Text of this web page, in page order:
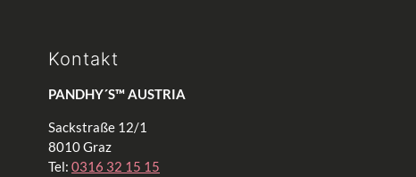
Kontakt
PANDHY´S™ AUSTRIA
Sackstraße 12/1
8010 Graz
Tel: 0316 32 15 15